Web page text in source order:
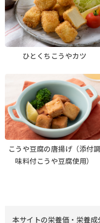
ひとくちこうやカツ
こうや豆腐の唐揚げ（添付調
味料付こうや豆腐使用）
本サイトの栄養価・栄養